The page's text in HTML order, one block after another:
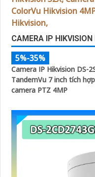
CAMERA IP
5%-35%
Camera IP Hikvision DS-
TandemVu 7 inch tích
camera PTZ 4MP